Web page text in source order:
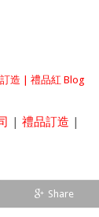
造 | 禮品紅 Blog
| 禮品訂造 |
Share